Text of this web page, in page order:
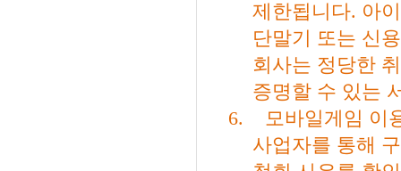
제한됩니다. 아
단말기 또는 신
회사는 정당한
증명할 수 있는
6.
모바일게임 이
사업자를 통해